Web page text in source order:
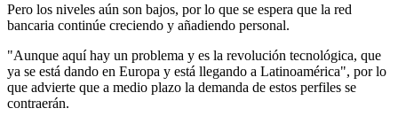
Pero los niveles aún son bajos, por lo que se espera que la red
bancaria continúe creciendo y añadiendo personal.
"Aunque aquí hay un problema y es la revolución tecnológica, que
ya se está dando en Europa y está llegando a Latinoamérica", por lo
que advierte que a medio plazo la demanda de estos perfiles se
contraerán.